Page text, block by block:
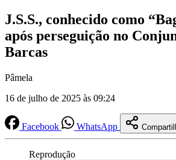
J.S.S., conhecido como
após perseguição no
Barcas
Pâmela
16 de julho de 2025 às 09:24
Facebook WhatsApp
Reprodução